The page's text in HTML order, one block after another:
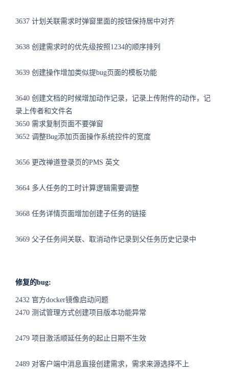
3637 计划关联需求时弹窗里面的按钮保持居中对齐
3638 创建需求时的优先级按照1234的顺序排列
3639 创建操作增加类似提bug页面的模板功能
3640 创建文档的时候增加动作记录，记录上传附件的动作，记
录上传者和文件名
3650 需求复制页面不要弹窗
3652 调整Bug添加页面操作系统控件的宽度
3656 更改禅道登录页的PMS 英文
3664 多人任务的工时计算逻辑需要调整
3668 任务详情页面增加创建子任务的链接
3669 父子任务间关联、取消动作记录到父任务历史记录中
修复的bug:
2432 官方docker镜像启动问题
2470 测试管理方式创建项目版本功能异常
2479 项目激活顺延任务的起止日期不生效
2489 对客户端中消息直接创建需求，需求来源选择不上